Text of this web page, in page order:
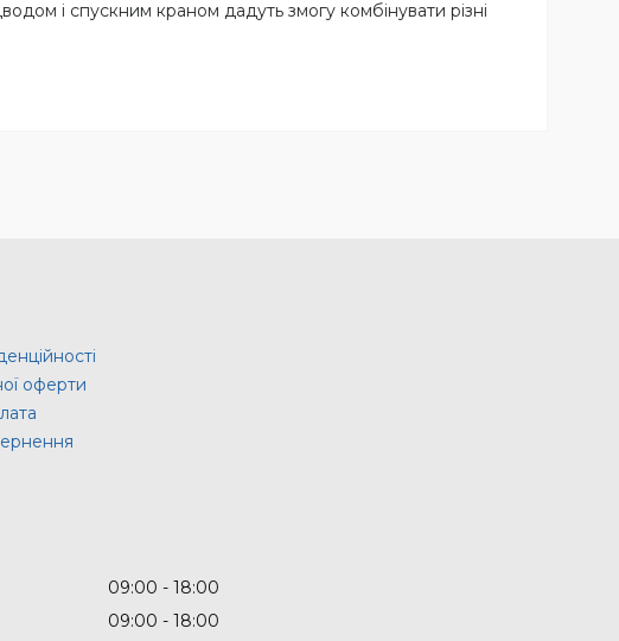
і спускним краном дадуть змогу комбінувати різні
оферти
09:00
18:00
09:00
18:00